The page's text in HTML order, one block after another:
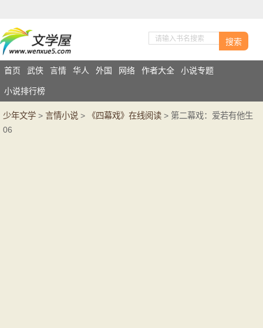
搜索
首页 武侠 言情 华人 外国 网络 作者大全 小说专题
小说排行榜
少年文学 > 言情小说 > 《四幕戏》在线阅读 > 第二幕戏：爱若有他生
06